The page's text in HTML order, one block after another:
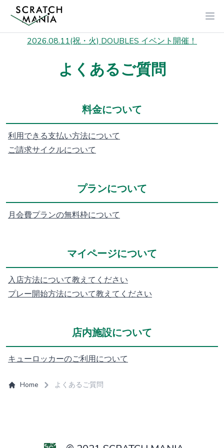
2026.08.11(祝・火) DOUBLES イベント開催！
よくあるご質問
料金について
利用できる支払い方法について
ご請求サイクルについて
プランについて
月会費プランの無料枠について
マイページについて
入店方法について教えてください
プレー開始方法について教えてください
店内施設について
キューロッカーのご利用について
Home よくあるご質問